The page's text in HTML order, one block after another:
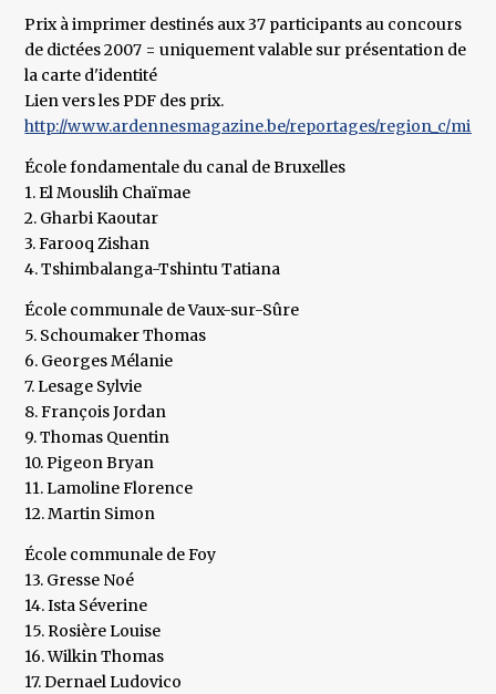
Prix à imprimer destinés aux 37 participants au concours
de dictées 2007 = uniquement valable sur présentation de
la carte d'identité
Lien vers les PDF des prix.
http://www.ardennesmagazine.be/reportages/region_c/
École fondamentale du canal de Bruxelles
1. El Mouslih Chaïmae
2. Gharbi Kaoutar
3. Farooq Zishan
4. Tshimbalanga-Tshintu Tatiana
École communale de Vaux-sur-Sûre
5. Schoumaker Thomas
6. Georges Mélanie
7. Lesage Sylvie
8. François Jordan
9. Thomas Quentin
10. Pigeon Bryan
11. Lamoline Florence
12. Martin Simon
École communale de Foy
13. Gresse Noé
14. Ista Séverine
15. Rosière Louise
16. Wilkin Thomas
17. Dernael Ludovico